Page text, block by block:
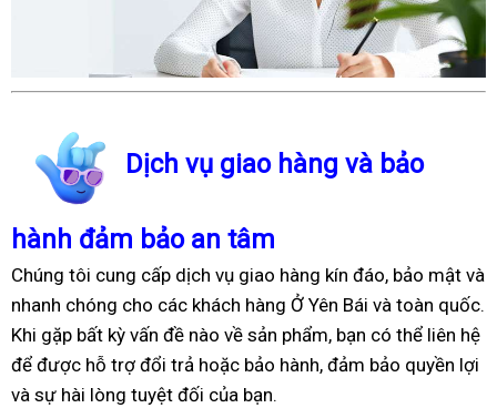
Dịch vụ giao hàng và bảo
hành đảm bảo an tâm
Chúng tôi cung cấp dịch vụ giao hàng kín đáo, bảo mật và
nhanh chóng cho các khách hàng Ở Yên Bái và toàn quốc.
Khi gặp bất kỳ vấn đề nào về sản phẩm, bạn có thể liên hệ
để được hỗ trợ đổi trả hoặc bảo hành, đảm bảo quyền lợi
và sự hài lòng tuyệt đối của bạn.